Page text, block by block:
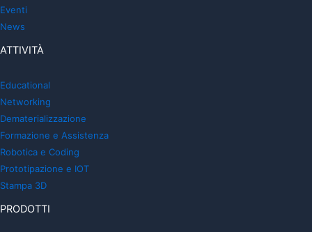
Eventi
News
ATTIVITÀ
Educational
Networking
Dematerializzazione
Formazione e Assistenza
Robotica e Coding
Prototipazione e IOT
Stampa 3D
PRODOTTI